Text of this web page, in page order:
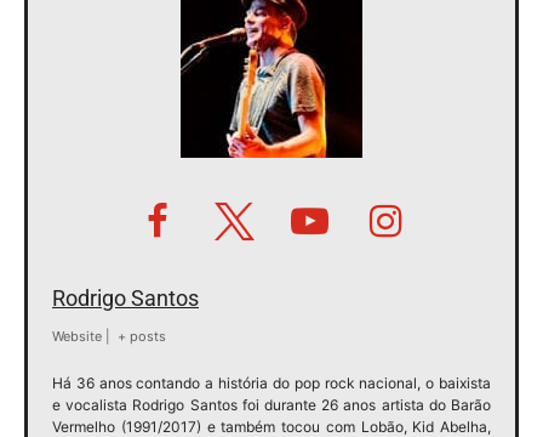
Rodrigo Santos
Website + posts
Há 36 anos contando a história do pop rock nacional, o baixista
e vocalista Rodrigo Santos foi durante 26 anos artista do Barão
Vermelho (1991/2017) e também tocou com Lobão, Kid Abelha,